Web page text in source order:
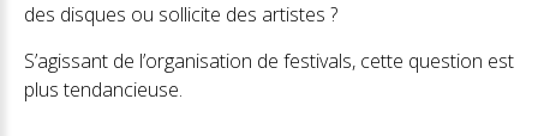
des disques ou sollicite des artistes ?
S’agissant de l’organisation de festivals, cette question est
plus tendancieuse.